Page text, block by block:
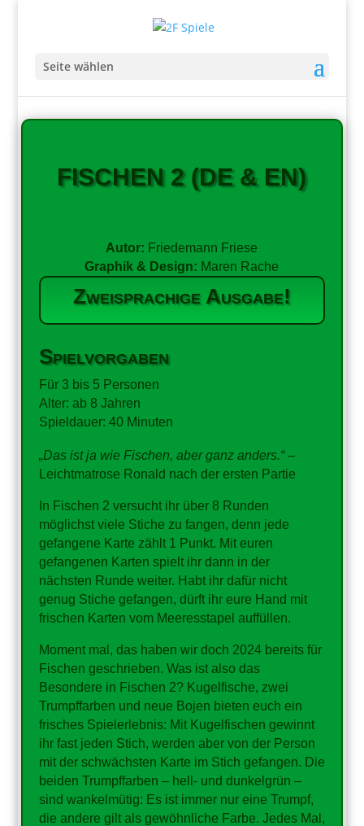
Seite wählen
FISCHEN 2 (DE & EN)
Autor: Friedemann Friese
Graphik & Design: Maren Rache
Zweisprachige Ausgabe!
Spielvorgaben
Für 3 bis 5 Personen
Alter: ab 8 Jahren
Spieldauer: 40 Minuten
„Das ist ja wie Fischen, aber ganz anders.“–
Leichtmatrose Ronald nach der ersten Partie
In Fischen 2 versucht ihr über 8 Runden
möglichst viele Stiche zu fangen, denn jede
gefangene Karte zählt 1 Punkt. Mit euren
gefangenen Karten spielt ihr dann in der
nächsten Runde weiter. Habt ihr dafür nicht
genug Stiche gefangen, dürft ihr eure Hand mit
frischen Karten vom Meeresstapel auffüllen.
Moment mal, das haben wir doch 2024 bereits für
Fischen geschrieben. Was ist also das
Besondere in Fischen 2? Kugelfische, zwei
Trumpffarben und neue Bojen bieten euch ein
frisches Spielerlebnis: Mit Kugelfischen gewinnt
ihr fast jeden Stich, werden aber von der Person
mit der schwächsten Karte im Stich gefangen. Die
beiden Trumpffarben – hell- und dunkelgrün –
sind wankelmütig: Es ist immer nur eine Trumpf,
die andere gilt als gewöhnliche Farbe. Jedes Mal,